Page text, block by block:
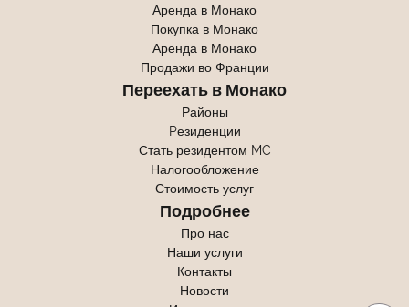
Аренда в Монако
Покупка в Монако
Аренда в Монако
Продажи во Франции
Переехать в Монако
Районы
Pезиденции
Стать резидентом MC
Налогообложение
Стоимость услуг
Подробнее
Про нас
Наши услуги
Контакты
Новости